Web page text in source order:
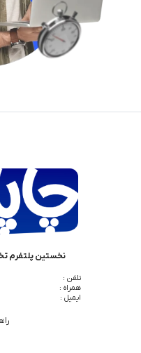
نخستین پلتفرم
تلفن :
همراه :
ایمیل :